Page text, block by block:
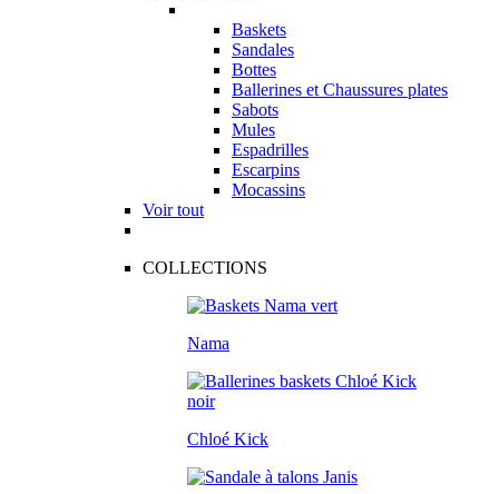
Baskets
Sandales
Bottes
Ballerines et Chaussures plates
Sabots
Mules
Espadrilles
Escarpins
Mocassins
Voir tout
COLLECTIONS
Nama
Chloé Kick